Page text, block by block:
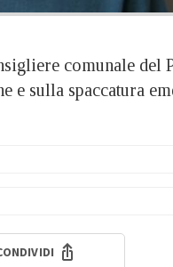
comunale del
e sulla spaccatura